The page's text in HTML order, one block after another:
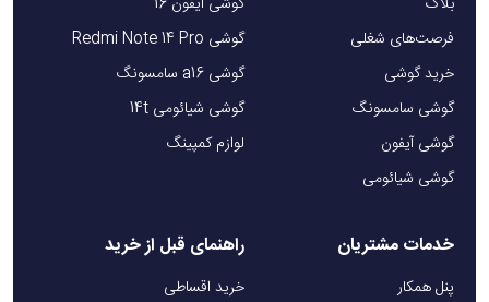
فرصت‌های شغلی
خرید گوشی
گوشی سامسونگ
گوشی آیفون
گوشی شیائومی
گوشی Redmi Note 14 Pro
گوشی a16 سامسونگ
گوشی شیائومی 14t
لوازم کمپینگ
خدمات مشتریان
پنل همکار
راهنمای قبل از خرید
خرید اقساطی